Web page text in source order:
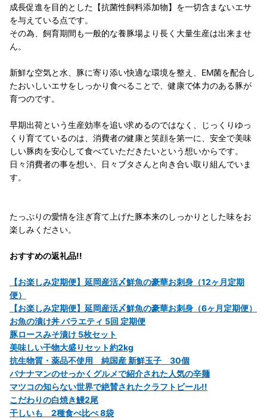
成長促進を目的とした【抗菌性飼料添加物】を一切含まないエサ
を与えている点です。
その為、飼育期間も一般的な養豚場より長く大量生産は出来ませ
ん。
新鮮な空気と水、豚に寄り添い快適な環境を整え、EM菌を配合し
たおいしいエサをしっかり食べることで、健康で体力のある豚が
育つのです。
早期出荷という生産効率を追い求めるのではなく、じっくりゆっ
くり育てているのは、消費者の健康と笑顔を第一に、安全で美味
しい豚肉を安心して食べていただきたいという想いからです。
日々消費者の事を想い、日々ブタさんと向き合い取り組んでいま
す。
たっぷりの愛情を注ぎ育て上げた豚本来のしっかりとした味をお
楽しみください。
おすすめの返礼品!!
【お楽しみ定期便】延岡産活〆鮮魚の豪華お刺身（12ヶ月定期
便）
【お楽しみ定期便】延岡産活〆鮮魚の豪華お刺身（6ヶ月定期便）
お魚の漬け丼 バラエティ 5回 定期便
豚ロースみそ漬け 5枚セット
美味しい干物大盛りセット約2kg
抗生物質・薬品不使用 純国産 新鮮玉子 30個
バナナマンのせっかくグルメで紹介された人気の辛麺
マツコの知らない世界で絶賛されたクラフトビール!!
こだわりの白焼き鰻2尾
干しいも 2種食べ比べ 8袋